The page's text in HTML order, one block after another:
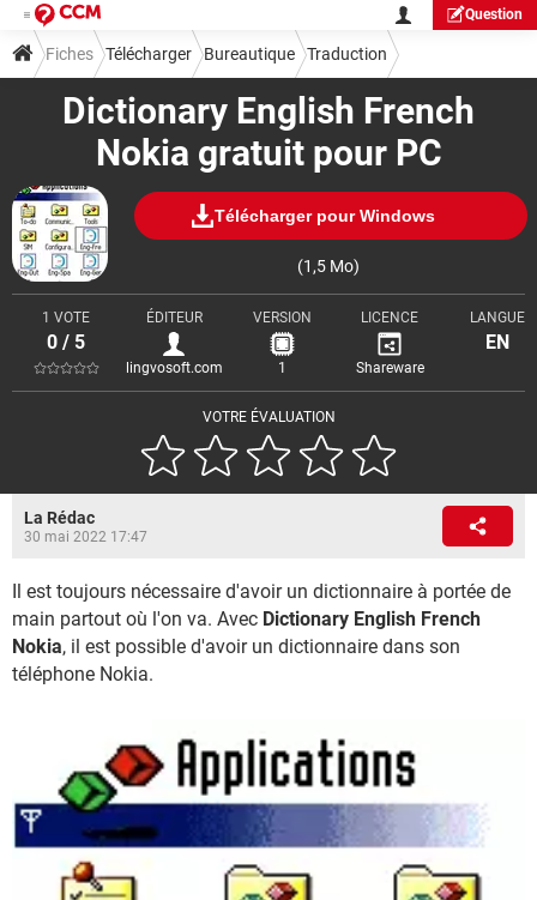
Question
Dictionary English French
Nokia gratuit pour PC
Télécharger pour Windows
(1,5 Mo)
VOTRE ÉVALUATION
1 VOTE
0 / 5
ÉDITEUR
lingvosoft.com
VERSION
1
LICENCE
Shareware
LANGUE
EN
Fiches Télécharger Bureautique Traduction
La Rédac
30 mai 2022 17:47
Il est toujours nécessaire d'avoir un dictionnaire à portée de
main partout où l'on va. Avec Dictionary English French
Nokia, il est possible d'avoir un dictionnaire dans son
téléphone Nokia.